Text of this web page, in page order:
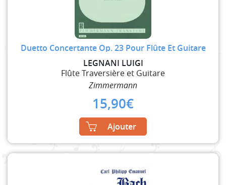
Duetto Concertante Op. 23 Pour Flûte Et Guitare
LEGNANI LUIGI
Flûte Traversière et Guitare
Zimmermann
15,90€
Ajouter